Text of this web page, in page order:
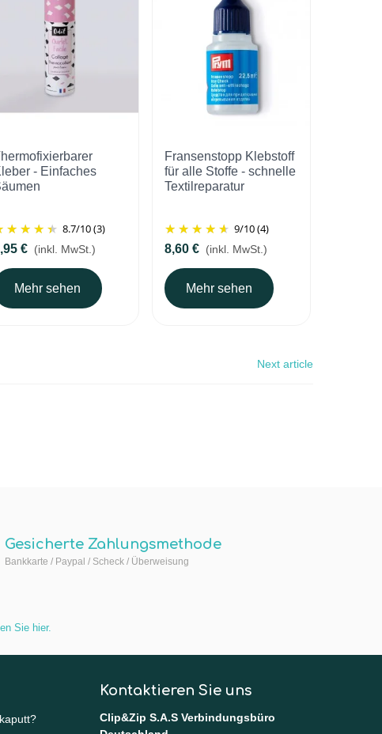
- Einfaches
8.7/10(3)
€ (inkl. MwSt.)
Mehr sehen
Fransenstopp Klebstoff
für alle Stoffe - schnelle
Textilreparatur
9/10(4)
8,60 € (inkl. MwSt.)
Mehr sehen
Next article
Gesicherte Zahlungsmethode
Bankkarte / Paypal / Scheck / Überweisung
Sie hier.
Kontaktieren Sie uns
Clip&Zip S.A.S Verbindungsbüro